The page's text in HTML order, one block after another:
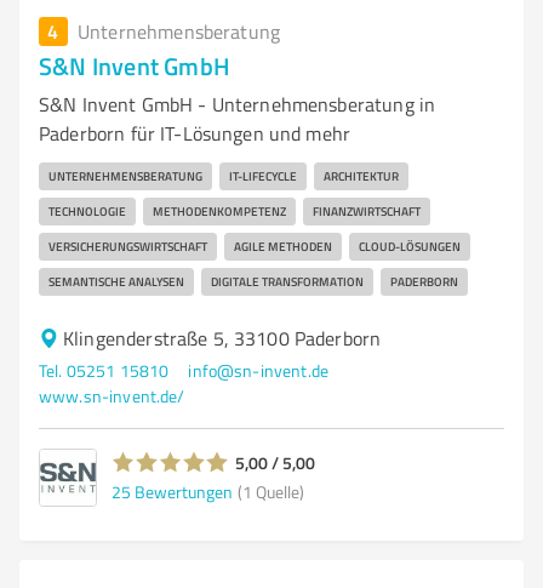
4 Unternehmensberatung
S&N Invent GmbH
S&N Invent GmbH - Unternehmensberatung in
Paderborn für IT-Lösungen und mehr
UNTERNEHMENSBERATUNG IT-LIFECYCLE ARCHITEKTUR
TECHNOLOGIE METHODENKOMPETENZ FINANZWIRTSCHAFT
VERSICHERUNGSWIRTSCHAFT AGILE METHODEN CLOUD-LÖSUNGEN
SEMANTISCHE ANALYSEN DIGITALE TRANSFORMATION PADERBORN
Klingenderstraße 5, 33100 Paderborn
Tel. 05251 15810
info@sn-invent.de
www.sn-invent.de/
5,00 / 5,00
25 Bewertungen (1 Quelle)